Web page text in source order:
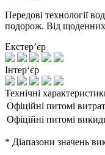
Передові технології
подорож. Від щоденних
Екстер’єр
Інтер‘єр
Технічні
Офіційні питомі
Офіційні питомі
* Діапазони значень